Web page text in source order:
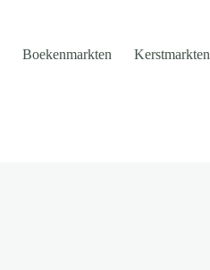
Boekenmarkten Kerstmarkten